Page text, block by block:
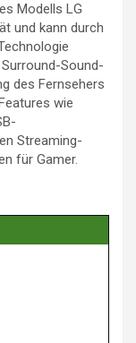
Modells LG
und kann durch
Sound-
des Fernsehers
wie
Streaming-
für Gamer.